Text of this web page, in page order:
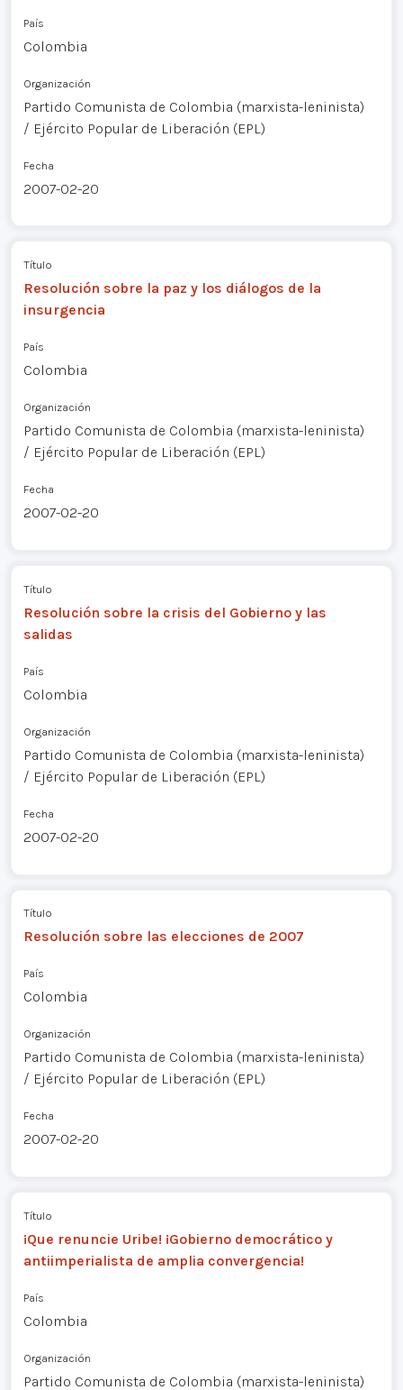
País
Colombia
Organización
Partido Comunista de Colombia (marxista-leninista)
/ Ejército Popular de Liberación (EPL)
Fecha
2007-02-20
Título
Resolución sobre la paz y los diálogos de la
insurgencia
País
Colombia
Organización
Partido Comunista de Colombia (marxista-leninista)
/ Ejército Popular de Liberación (EPL)
Fecha
2007-02-20
Título
Resolución sobre la crisis del Gobierno y las
salidas
País
Colombia
Organización
Partido Comunista de Colombia (marxista-leninista)
/ Ejército Popular de Liberación (EPL)
Fecha
2007-02-20
Título
Resolución sobre las elecciones de 2007
País
Colombia
Organización
Partido Comunista de Colombia (marxista-leninista)
/ Ejército Popular de Liberación (EPL)
Fecha
2007-02-20
Título
¡Que renuncie Uribe! ¡Gobierno democrático y
antiimperialista de amplia convergencia!
País
Colombia
Organización
Partido Comunista de Colombia (marxista-leninista)